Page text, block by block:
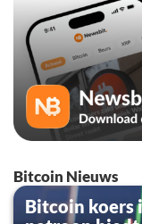
Bitcoin Nieuws
Bitcoin koers